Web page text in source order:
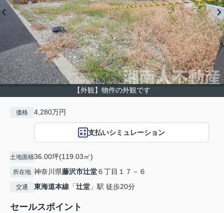
【外観】物件の外観です
価格 4,280万円
支払いシミュレーション
土地面積36.00坪(119.03㎡)
所在地 神奈川県藤沢市辻堂６丁目１７－６
交通 東海道本線 「辻堂 」駅 徒歩20分
セールスポイント